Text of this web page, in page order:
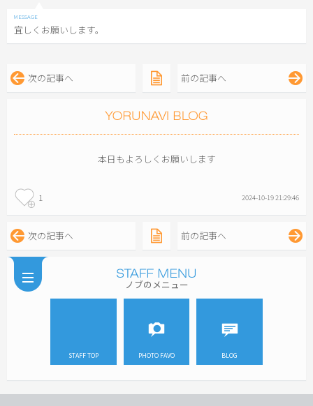
宜しくお願いします。
次の記事へ 前の記事へ
本日もよろしくお願いします
1 2024-10-19 21:29:46
次の記事へ 前の記事へ
ノブのメニュー
STAFF TOP PHOTO FAVO BLOG